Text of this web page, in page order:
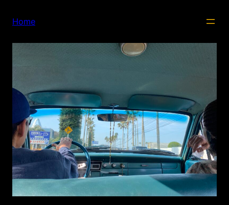
Home